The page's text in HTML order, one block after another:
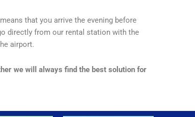
that you arrive the evening before
directly from our rental station with the
airport.
we will always find the best solution for